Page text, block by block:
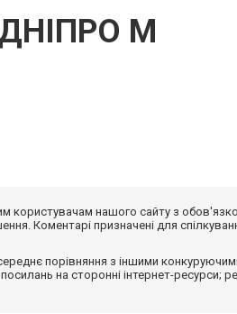
М
користувачам нашого сайту з
Коментарі призначені для
порівняння з іншими
на сторонні інтернет-ресурси;